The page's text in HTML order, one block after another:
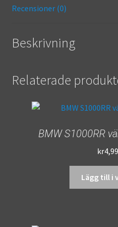
Recensioner (0)
Beskrivning
Relaterade
BMW S1000RR
kr
Lägg till i